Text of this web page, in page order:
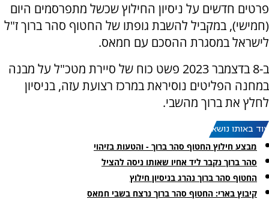
פרטים חדשים על ניסיון החילוץ שכשל מתפרסמים היום
(חמישי), במקביל להשבת גופתו של החטוף סהר ברוך ז"ל
לישראל במסגרת ההסכם עם חמאס.
ב-8 בדצמבר 2023 פשט כוח של סיירת מטכ"ל על מבנה
במחנה הפליטים נוסיראת במרכז רצועת עזה, בניסיון
לחלץ את ברוך מהשבי.
עוד באותו נושא:
מבצע חילוץ החטוף סהר ברוך - והטעות בזיהוי
סהר ברוך נקבר ליד אחיו שאותו ניסה להציל
החטוף סהר ברוך נהרג בניסיון חילוץ
קיבוץ בארי: החטוף סהר ברוך נרצח בשבי חמאס